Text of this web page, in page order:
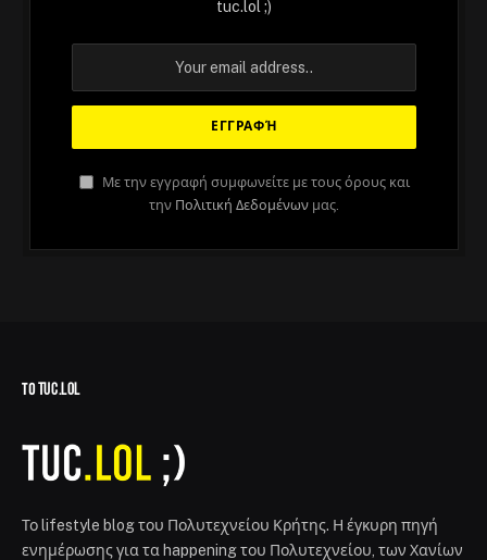
tuc.lol ;)
Με την εγγραφή συμφωνείτε με τους όρους και
την Πολιτική Δεδομένων μας.
ΤΟ TUC.LOL
Το lifestyle blog του Πολυτεχνείου Κρήτης. Η έγκυρη πηγή
ενημέρωσης για τα happening του Πολυτεχνείου, των Χανίων